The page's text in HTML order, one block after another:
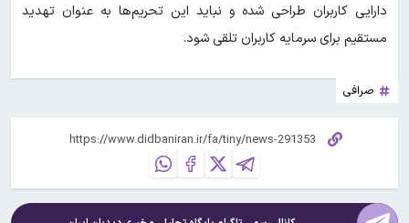
دارایی کاربران طراحی شده و نباید این تحریم‌ها به عنوان تهدید
مستقیم برای سرمایه کاربران تلقی شود.
صرافی